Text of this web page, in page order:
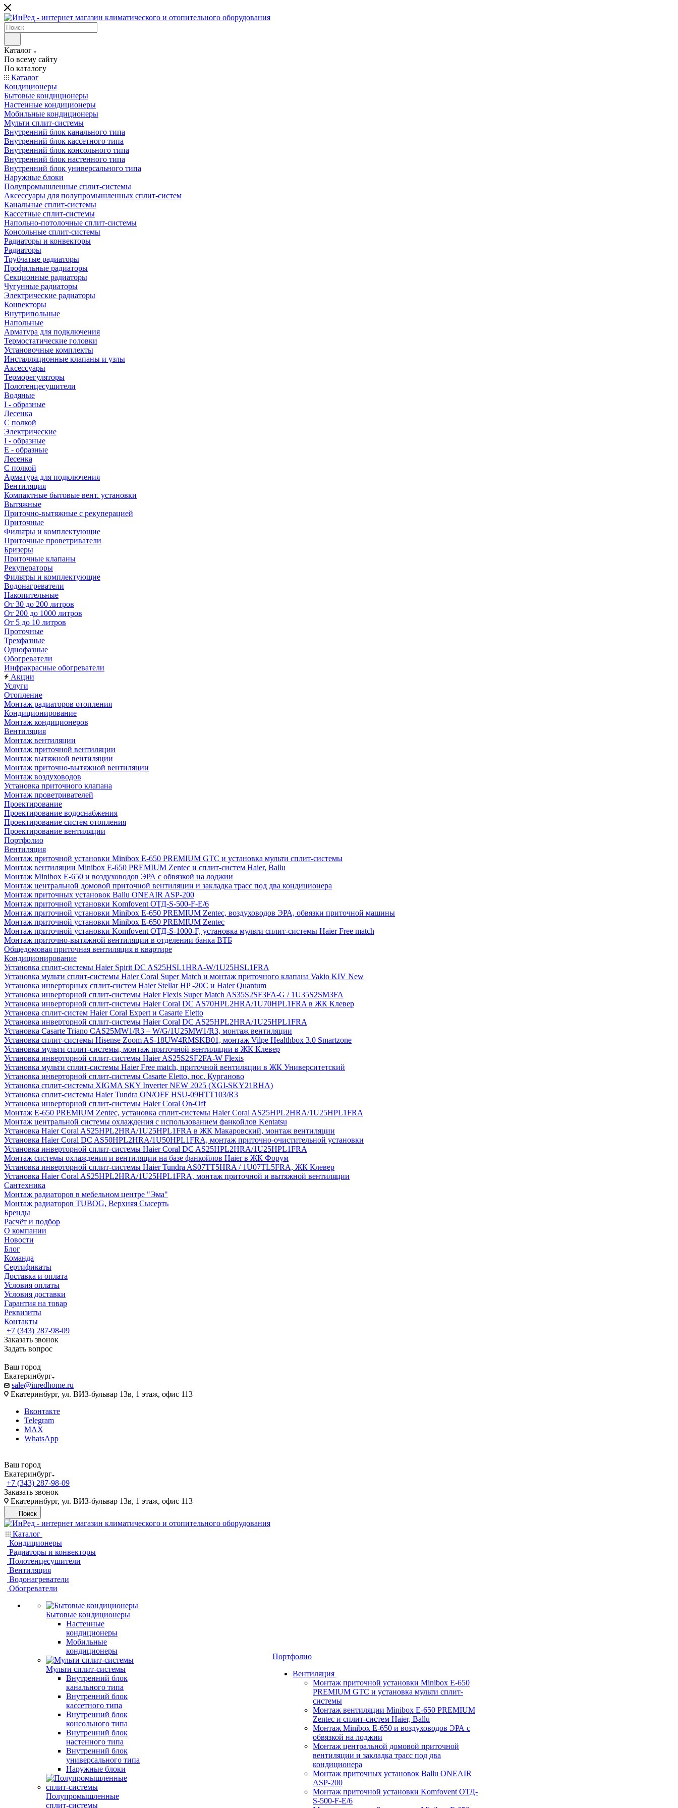
Каталог
По всему сайту
По каталогу
Каталог
Кондиционеры
Бытовые кондиционеры
Настенные кондиционеры
Мобильные кондиционеры
Мульти сплит-системы
Внутренний блок канального типа
Внутренний блок кассетного типа
Внутренний блок консольного типа
Внутренний блок настенного типа
Внутренний блок универсального типа
Наружные блоки
Полупромышленные сплит-системы
Аксессуары для полупромышленных сплит-систем
Канальные сплит-системы
Кассетные сплит-системы
Напольно-потолочные сплит-системы
Консольные сплит-системы
Радиаторы и конвекторы
Радиаторы
Трубчатые радиаторы
Профильные радиаторы
Секционные радиаторы
Чугунные радиаторы
Электрические радиаторы
Конвекторы
Внутрипольные
Напольные
Арматура для подключения
Термостатические головки
Установочные комплекты
Инсталляционные клапаны и узлы
Аксессуары
Терморегуляторы
Полотенцесушители
Водяные
I - образные
Лесенка
С полкой
Электрические
I - образные
E - образные
Лесенка
С полкой
Арматура для подключения
Вентиляция
Компактные бытовые вент. установки
Вытяжные
Приточно-вытяжные с рекуперацией
Приточные
Фильтры и комплектующие
Приточные проветриватели
Бризеры
Приточные клапаны
Рекуператоры
Фильтры и комплектующие
Водонагреватели
Накопительные
От 30 до 200 литров
От 200 до 1000 литров
От 5 до 10 литров
Проточные
Трехфазные
Однофазные
Обогреватели
Инфракрасные обогреватели
Акции
Услуги
Отопление
Монтаж радиаторов отопления
Кондиционирование
Монтаж кондиционеров
Вентиляция
Монтаж вентиляции
Монтаж приточной вентиляции
Монтаж вытяжной вентиляции
Монтаж приточно-вытяжной вентиляции
Монтаж воздуховодов
Установка приточного клапана
Монтаж проветривателей
Проектирование
Проектирование водоснабжения
Проектирование систем отопления
Проектирование вентиляции
Портфолио
Вентиляция
Монтаж приточной установки Minibox E-650 PREMIUM GTC и установка мульти сплит-системы
Монтаж вентиляции Minibox E-650 PREMIUM Zentec и сплит-систем Haier, Ballu
Монтаж Minibox E-650 и воздуховодов ЭРА с обвязкой на лоджии
Монтаж центральной домовой приточной вентиляции и закладка трасс под два кондиционера
Монтаж приточных установок Ballu ONEAIR ASP-200
Монтаж приточной установки Komfovent ОТД-S-500-F-E/6
Монтаж приточной установки Minibox E-650 PREMIUM Zentec, воздуховодов ЭРА, обвязки приточной машины
Монтаж приточной установки Minibox E-650 PREMIUM Zentec
Монтаж приточной установки Komfovent ОТД-S-1000-F, установка мульти сплит-системы Haier Free match
Монтаж приточно-вытяжной вентиляции в отделении банка ВТБ
Общедомовая приточная вентиляция в квартире
Кондиционирование
Установка сплит-системы Haier Spirit DC AS25HSL1HRA-W/1U25HSL1FRA
Установка мульти сплит-системы Haier Coral Super Match и монтаж приточного клапана Vakio KIV New
Установка инверторных сплит-систем Haier Stellar HP -20С и Haier Quantum
Установка инверторной сплит-системы Haier Flexis Super Match AS35S2SF3FA-G / 1U35S2SM3FA
Установка инверторной сплит-системы Haier Coral DC AS70HPL2HRA/1U70HPL1FRA в ЖК Клевер
Установка сплит-систем Haier Coral Expert и Casarte Eletto
Установка инверторной сплит-системы Haier Coral DC AS25HPL2HRA/1U25HPL1FRA
Установка Casarte Triano CAS25MW1/R3 – W/G/1U25MW1/R3, монтаж вентиляции
Установка сплит-системы Hisense Zoom AS-18UW4RMSKB01, монтаж Vilpe Healthbox 3.0 Smartzone
Установка мульти сплит-системы, монтаж приточной вентиляции в ЖК Клевер
Установка инверторной сплит-системы Haier AS25S2SF2FA-W Flexis
Установка мульти сплит-системы Haier Free match, приточной вентиляции в ЖК Университетский
Установка инверторной сплит-системы Casarte Eletto, пос. Курганово
Установка сплит-системы XIGMA SKY Inverter NEW 2025 (XGI-SKY21RHA)
Установка сплит-системы Haier Tundra ON/OFF HSU-09HTT103/R3
Установка инверторной сплит-системы Haier Coral On-Off
Монтаж E-650 PREMIUM Zentec, установка сплит-системы Haier Coral AS25HPL2HRA/1U25HPL1FRA
Монтаж центральной системы охлаждения с использованием фанкойлов Kentatsu
Установка Haier Coral AS25HPL2HRA/1U25HPL1FRA в ЖК Макаровский, монтаж вентиляции
Установка Haier Coral DC AS50HPL2HRA/1U50HPL1FRA, монтаж приточно-очистительной установки
Установка инверторной сплит-системы Haier Coral DC AS25HPL2HRA/1U25HPL1FRA
Монтаж системы охлаждения и вентиляции на базе фанкойлов Haier в ЖК Форум
Установка инверторной сплит-системы Haier Tundra AS07TT5HRA / 1U07TL5FRA, ЖК Клевер
Установка Haier Coral AS25HPL2HRA/1U25HPL1FRA, монтаж приточной и вытяжной вентиляции
Сантехника
Монтаж радиаторов в мебельном центре "Эма"
Монтаж радиаторов TUBOG, Верхняя Сысерть
Бренды
Расчёт и подбор
О компании
Новости
Блог
Команда
Сертификаты
Доставка и оплата
Условия оплаты
Условия доставки
Гарантия на товар
Реквизиты
Контакты
+7 (343) 287-98-09
Заказать звонок
Задать вопрос
Ваш город
Екатеринбург
sale@inredhome.ru
Екатеринбург, ул. ВИЗ-бульвар 13в, 1 этаж, офис 113
Вконтакте
Telegram
MAX
WhatsApp
Ваш город
Екатеринбург
+7 (343) 287-98-09
Заказать звонок
Екатеринбург, ул. ВИЗ-бульвар 13в, 1 этаж, офис 113
Поиск
Каталог
Кондиционеры
Радиаторы и конвекторы
Полотенцесушители
Вентиляция
Водонагреватели
Обогреватели
Бытовые кондиционеры
Настенные
кондиционеры
Мобильные
кондиционеры
Мульти сплит-системы
Внутренний блок
канального типа
Внутренний блок
кассетного типа
Внутренний блок
консольного типа
Внутренний блок
настенного типа
Внутренний блок
универсального типа
Наружные блоки
Полупромышленные
сплит-системы
Портфолио
Вентиляция
Монтаж приточной установки Minibox E-650
PREMIUM GTC и установка мульти сплит-
системы
Монтаж вентиляции Minibox E-650 PREMIUM
Zentec и сплит-систем Haier, Ballu
Монтаж Minibox E-650 и воздуховодов ЭРА с
обвязкой на лоджии
Монтаж центральной домовой приточной
вентиляции и закладка трасс под два
кондиционера
Монтаж приточных установок Ballu ONEAIR
ASP-200
Монтаж приточной установки Komfovent ОТД-
S-500-F-E/6